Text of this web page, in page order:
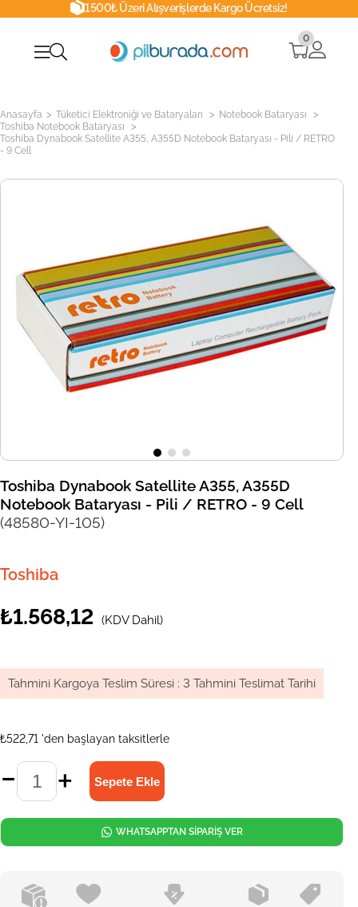
1500₺ Üzeri Alışverişlerde Kargo Ücretsiz!
0
Anasayfa > Tüketici Elektroniği ve Bataryaları > Notebook Bataryası >
Toshiba Notebook Bataryası >
Toshiba Dynabook Satellite A355, A355D Notebook Bataryası - Pili / RETRO
- 9 Cell
Toshiba Dynabook Satellite A355, A355D
Notebook Bataryası - Pili / RETRO - 9 Cell
(48580-YI-105)
Toshiba
₺1.568,12 (KDV Dahil)
Tahmini Kargoya Teslim Süresi : 3 Tahmini Teslimat Tarihi
₺522,71 'den başlayan taksitlerle
WHATSAPPTAN SİPARİŞ VER